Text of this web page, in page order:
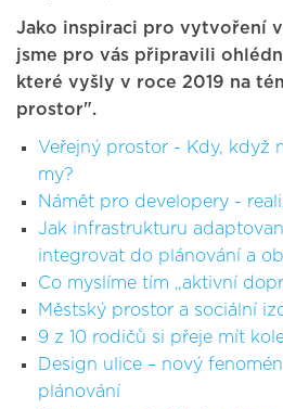
Jako inspiraci pro vytvoření
jsme pro vás připravili
které vyšly v roce 2019 na
prostor".
Veřejný prostor - Kdy, když
my?
Námět pro developery -
Jak infrastrukturu
integrovat do plánování a
Co myslíme tím „aktivní
Městský prostor a sociální
9 z 10 rodičů si přeje mít
Design ulice – nový
plánování